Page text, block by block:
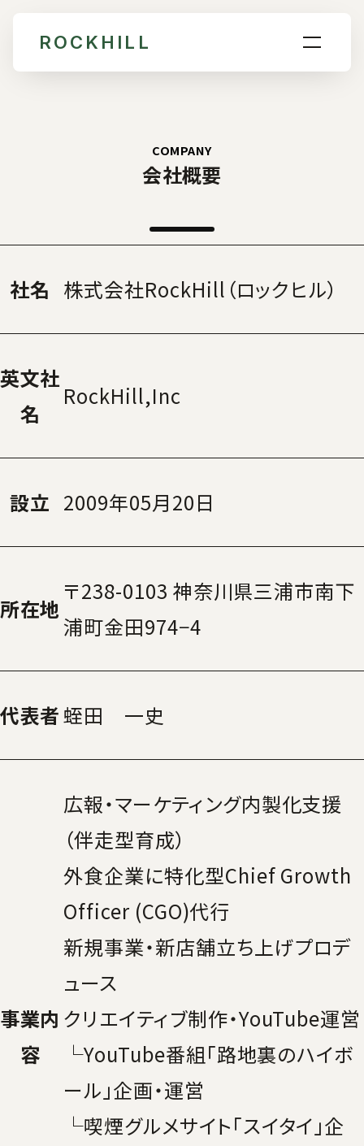
ROCKHILL
COMPANY
会社概要
社名 株式会社RockHill（ロックヒル）
英文社
名
RockHill,Inc
設立 2009年05月20日
所在地
〒238-0103 神奈川県三浦市南下
浦町金田974−4
代表者蛭田 一史
事業内
容
広報・マーケティング内製化支援
（伴走型育成）
外食企業に特化型Chief Growth
Officer (CGO)代行
新規事業・新店舗立ち上げプロデ
ュース
クリエイティブ制作・YouTube運営
└YouTube番組「路地裏のハイボ
ール 」企画・運営
└喫煙グルメサイト「スイタイ 」企